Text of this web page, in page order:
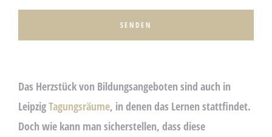
Das Herzstück von Bildungsangeboten sind auch in
LeipzigTagungsräume, in denen das Lernen stattfindet.
Doch wie kann man sicherstellen, dass diese